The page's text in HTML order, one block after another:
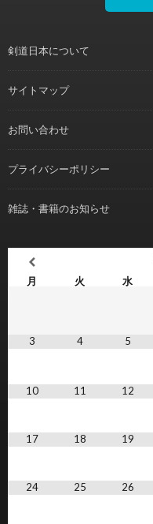
剣道日本について
サイトマップ
お問い合わせ
プライバシーポリシー
雑誌・書籍のお知らせ
月
火 水
3 4 5
10 11 12
17 18 19
24 25 26